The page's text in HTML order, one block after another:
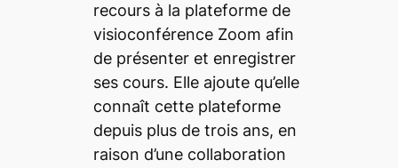
recours à la plateforme de
visioconférence Zoom afin
de présenter et enregistrer
ses cours. Elle ajoute qu’elle
connaît cette plateforme
depuis plus de trois ans, en
raison d’une collaboration